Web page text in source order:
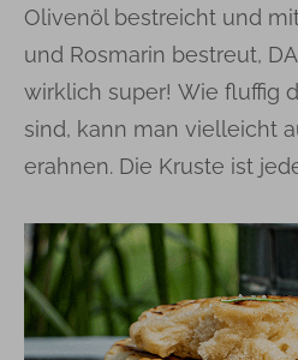
Olivenöl bestreicht und
und Rosmarin bestreut,
wirklich super! Wie fluffig
sind, kann man vielleicht
erahnen. Die Kruste ist